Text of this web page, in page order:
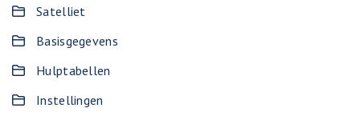
Satelliet
Basisgegevens
Hulptabellen
Instellingen